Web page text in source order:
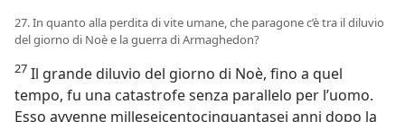
27. In quanto alla perdita di vite umane, che paragone c’è tra il diluvio
del giorno di Noè e la guerra di Armaghedon?
27 Il grande diluvio del giorno di Noè, fino a quel
tempo, fu una catastrofe senza parallelo per l’uomo.
Esso avvenne milleseicentocinquantasei anni dopo la